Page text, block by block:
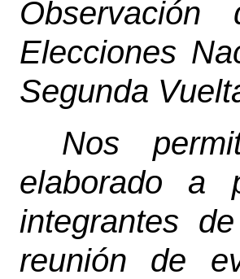
Elecciones
Segunda
Nos
elaborado a
integrantes
reunión de